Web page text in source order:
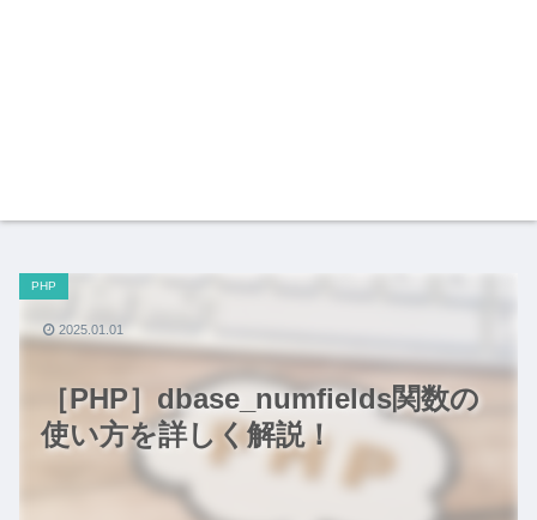
［PHP］dbase_numfields関数の
使い方を詳しく解説！
PHP
2025.01.01